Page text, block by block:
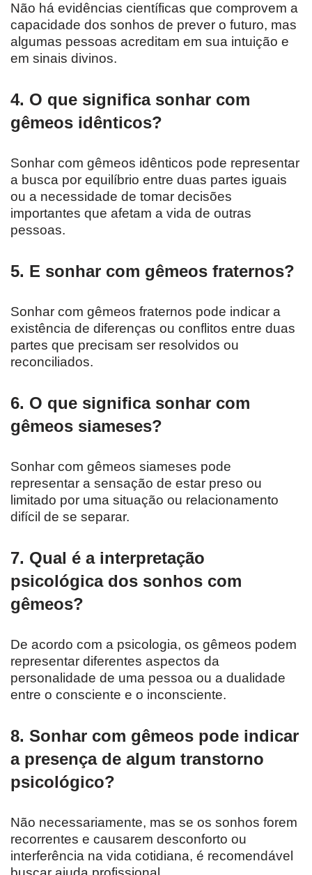
Não há evidências científicas que comprovem a
capacidade dos sonhos de prever o futuro, mas
algumas pessoas acreditam em sua intuição e
em sinais divinos.
4. O que significa sonhar com
gêmeos idênticos?
Sonhar com gêmeos idênticos pode representar
a busca por equilíbrio entre duas partes iguais
ou a necessidade de tomar decisões
importantes que afetam a vida de outras
pessoas.
5. E sonhar com gêmeos fraternos?
Sonhar com gêmeos fraternos pode indicar a
existência de diferenças ou conflitos entre duas
partes que precisam ser resolvidos ou
reconciliados.
6. O que significa sonhar com
gêmeos siameses?
Sonhar com gêmeos siameses pode
representar a sensação de estar preso ou
limitado por uma situação ou relacionamento
difícil de se separar.
7. Qual é a interpretação
psicológica dos sonhos com
gêmeos?
De acordo com a psicologia, os gêmeos podem
representar diferentes aspectos da
personalidade de uma pessoa ou a dualidade
entre o consciente e o inconsciente.
8. Sonhar com gêmeos pode indicar
a presença de algum transtorno
psicológico?
Não necessariamente, mas se os sonhos forem
recorrentes e causarem desconforto ou
interferência na vida cotidiana, é recomendável